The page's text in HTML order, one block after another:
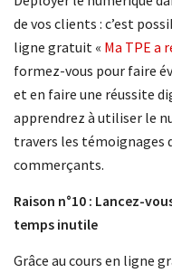
de vos clients : c’est
ligne gratuit « Ma TPE a
formez-vous pour faire
et en faire une réussite
apprendrez à utiliser le
travers les témoignages
commerçants.
Raison n°10 : Lancez-
temps inutile
Grâce au cours en ligne